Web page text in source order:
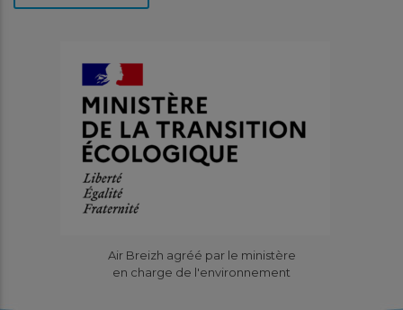
Air Breizh agréé par le ministère
en charge de l'environnement